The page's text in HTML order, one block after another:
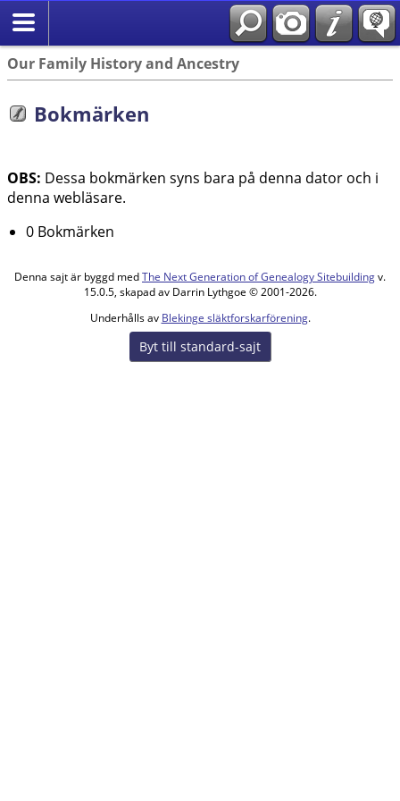
Our Family History and Ancestry
Bokmärken
OBS: Dessa bokmärken syns bara på denna dator och i
denna webläsare.
0 Bokmärken
Denna sajt är byggd medThe Next Generation of Genealogy Sitebuildingv.
15.0.5, skapad av Darrin Lythgoe © 2001-2026.
Underhålls av Blekinge släktforskarförening.
Byt till standard-sajt